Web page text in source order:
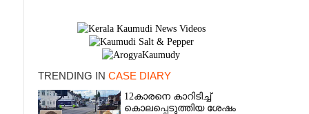
TRENDING IN CASE DIARY
12കാരനെ കാറിടിച്ച്
കൊലപ്പെടുത്തിയ ശേഷം